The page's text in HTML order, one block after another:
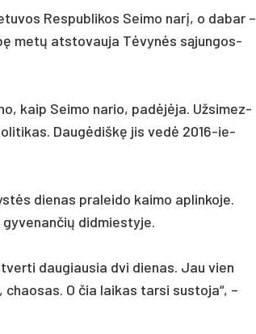
Res­pub­li­kos Sei­mo narį, o da­bar –
metų at­sto­vau­ja Tėvynės sąjun­gos-
kaip Sei­mo na­rio, pa­dėjėja. Už­si­mez­
Daugė­diškę jis vedė 2016-ie­
die­nas pra­lei­do kai­mo ap­lin­ko­je.
did­mies­ty­je.
dau­giau­sia dvi die­nas. Jau vien
O čia lai­kas tar­si su­sto­ja“, –